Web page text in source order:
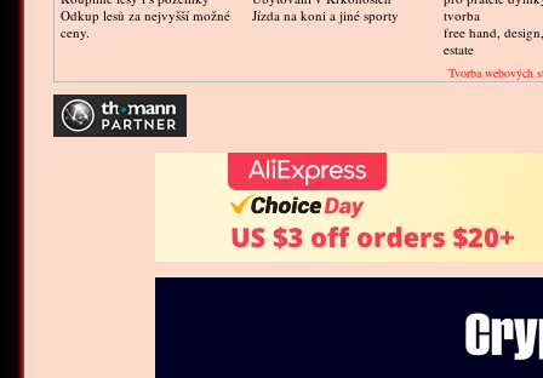
Odkup lesů za nejvyšší možné
ceny.
Jízda na koni a jiné sporty
tvorba
free hand,
estate
Tvorba webových